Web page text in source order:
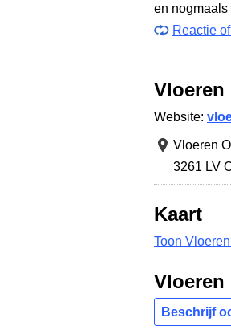
en nogmaals
Reactie
Vloeren
Website:
Vloeren
3261 LV
Kaart
Toon
Vloeren
Beschrijf